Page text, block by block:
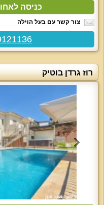
כניסה
צור קשר עם בעל הוילה
052-
רוז גרדן בוטיק